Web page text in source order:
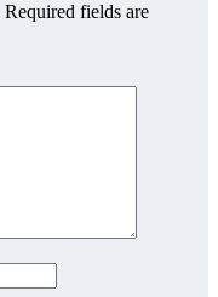
Required fields are